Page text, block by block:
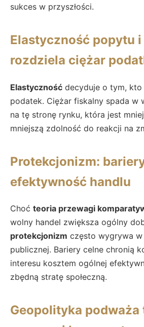
sukces w przyszłości.
Elastyczność popytu
rozdziela ciężar
Elastyczność decyduje o tym, kto
podatek. Ciężar fiskalny spada w
na tę stronę rynku, która jest
mniejszą zdolność do reakcji na
Protekcjonizm:
efektywność handlu
Choć teoria przewagi
wolny handel zwiększa ogólny
protekcjonizm często wygrywa
publicznej. Bariery celne chronią
interesu kosztem ogólnej
zbędną stratę społeczną.
Geopolityka podważa